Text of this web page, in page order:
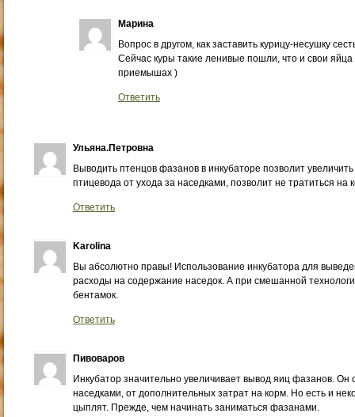
Марина
Вопрос в другом, как заставить курицу-несушку
Сейчас куры такие ленивые пошли, что и свои
приемышах )
Ответить
Ульяна.Петровна
Выводить птенцов фазанов в инкубаторе позволит
птицевода от ухода за наседками, позволит не тратиться
Ответить
Karolina
Вы абсолютно правы! Использование инкубатора для
расходы на содержание наседок. А при смешанной
бентамок.
Ответить
Пивоваров
Инкубатор значительно увеличивает вывод яиц фазанов. Он
наседками, от дополнительных затрат на корм. Но есть и
цыплят. Прежде, чем начинать заниматься фазанами.